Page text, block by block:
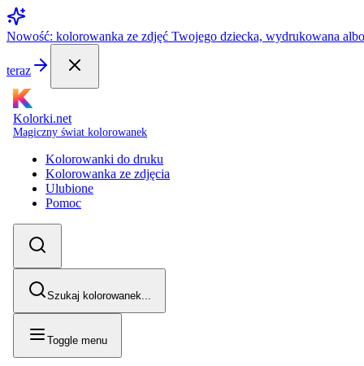
Nowość: kolorowanka ze zdjęć Twojego dziecka, wydrukowana
teraz
Kolorki.net
Magiczny świat kolorowanek
Kolorowanki do druku
Kolorowanka ze zdjęcia
Ulubione
Pomoc
Szukaj kolorowanek...
Toggle menu